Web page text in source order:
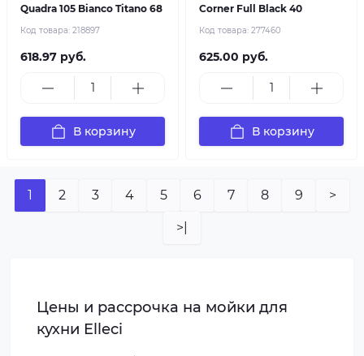
Quadra 105 Bianco Titano 68
Код товара: 218897
618.97 руб.
В корзину
Corner Full Black 40
Код товара: 277460
625.00 руб.
В корзину
1 2 3 4 5 6 7 8 9 >
>|
Цены и рассрочка на мойки для
кухни Elleci